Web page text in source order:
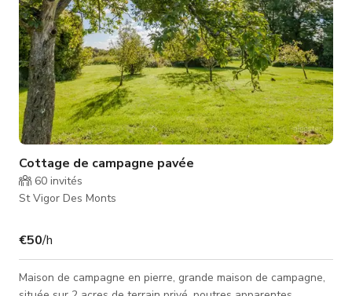
Cottage de campagne pavée
60 invités
St Vigor Des Monts
€50/h
Maison de campagne en pierre, grande maison de campagne,